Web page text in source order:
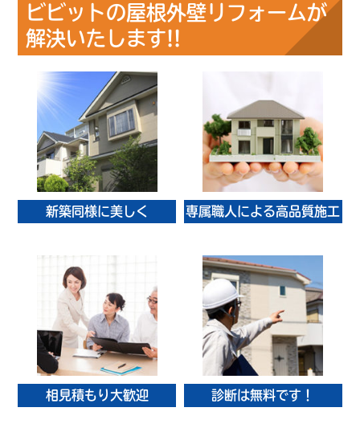
ビビットの屋根外壁リフォームが
解決いたします!!
新築同様に美しく 専属職人による高品質施工
相見積もり大歓迎 診断は無料です！